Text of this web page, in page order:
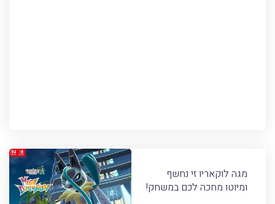
מגה לוקאריו זי נחשף
ומיוטו מחכה לכם במשחק!